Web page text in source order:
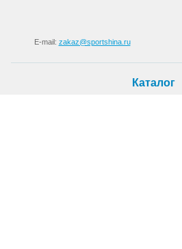
E-mail: zakaz@sportshina.ru
Каталог